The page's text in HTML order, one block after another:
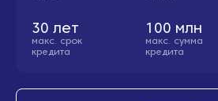
30 лет
макс. cрок
кредита
100 млн
макс. сумма
кредита